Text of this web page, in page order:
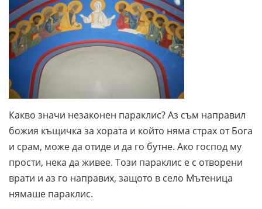
Какво значи незаконен параклис? Аз съм направил
божия къщичка за хората и който няма страх от Бога
и срам, може да отиде и да го бутне. Ако господ му
прости, нека да живее. Този параклис е с отворени
врати и аз го направих, защото в село Мътеница
нямаше параклис.